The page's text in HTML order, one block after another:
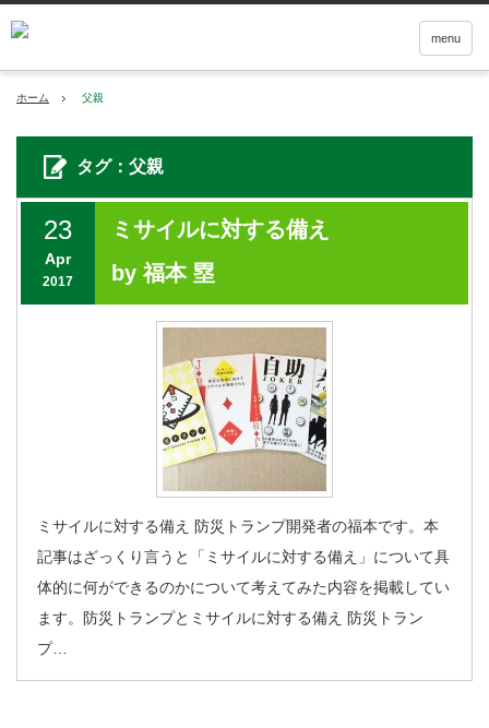
menu
ホーム 父親
タグ：父親
23
Apr
2017
ミサイルに対する備え
by 福本 塁
ミサイルに対する備え 防災トランプ開発者の福本です。本
記事はざっくり言うと「ミサイルに対する備え」について具
体的に何ができるのかについて考えてみた内容を掲載してい
ます。防災トランプとミサイルに対する備え 防災トラン
プ…